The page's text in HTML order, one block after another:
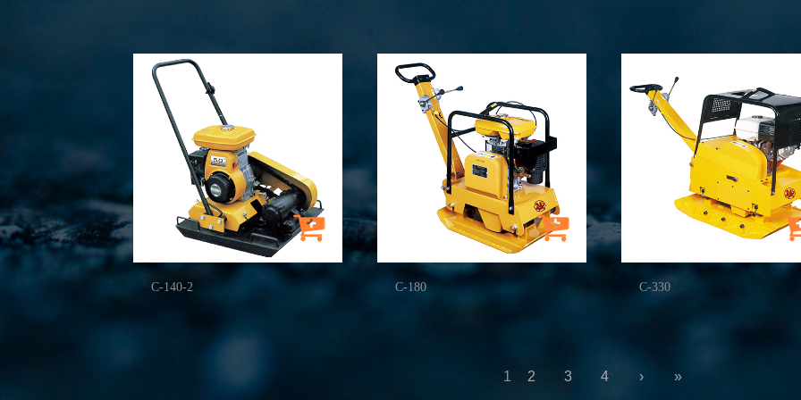
C-140-2 C-180 C-330
1 2 3 4 › »